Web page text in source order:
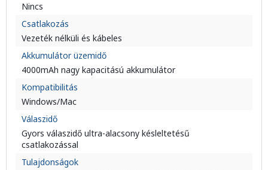
Nincs
Csatlakozás
Vezeték nélküli és kábeles
Akkumulátor üzemidő
4000mAh nagy kapacitású akkumulátor
Kompatibilitás
Windows/Mac
Válaszidő
Gyors válaszidő ultra-alacsony késleltetésű
csatlakozással
Tulajdonságok